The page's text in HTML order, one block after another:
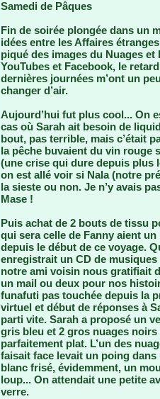
Samedi de Pâques
Fin de soirée plongée dans un
idées entre les Affaires
piqué des images du Nuages
YouTubes et Facebook, le
dernières journées m’ont un
changer d’air.
Aujourd’hui fut plus cool... On
cas où Sarah ait besoin de
bout, pas terrible, mais c’était
la pêche buvaient du vin rouge
(une crise qui dure depuis plus
on est allé voir si Nala (notre
la sieste ou non. Je n’y avais
Mase !
Puis achat de 2 bouts de tissu
qui sera celle de Fanny aient
depuis le début de ce voyage.
enregistrait un CD de
notre ami voisin nous gratifiait
un mail ou deux pour nos
funafuti pas touchée depuis la
virtuel et début de réponses à
parti vite. Sarah a proposé un
gris bleu et 2 gros nuages
parfaitement plat. L’un des
faisait face levait un poing
blanc frisé, évidemment, un
loup... On attendait une petite
verre.